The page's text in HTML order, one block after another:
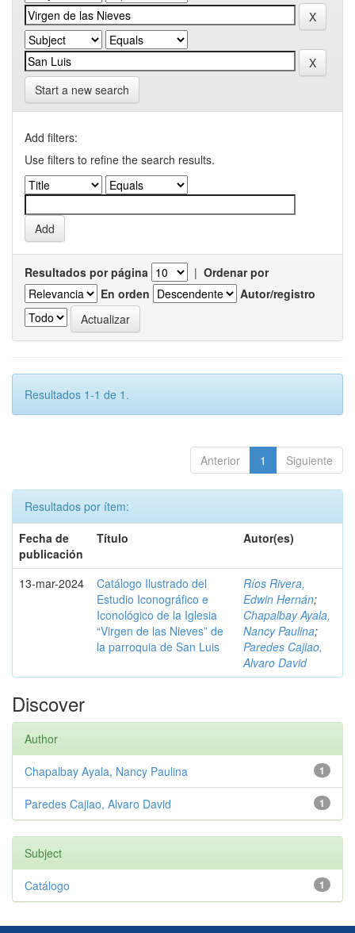
Start a new search
Add filters:
Use filters to refine the search results.
Resultados por página | Ordenar por
En orden
Autor/registro
Resultados 1-1 de 1.
Anterior 1 Siguiente
Resultados por ítem:
Fecha de
publicación
Título Autor(es)
13-mar-2024
Catálogo Ilustrado del
Estudio Iconográfico e
Iconológico de la Iglesia
“Virgen de las Nieves” de
la parroquia de San Luis
Ríos Rivera,
Edwin Hernán;
Chapalbay Ayala,
Nancy Paulina;
Paredes Cajiao,
Alvaro David
Discover
Author
1
Chapalbay Ayala, Nancy Paulina
1
Paredes Cajiao, Alvaro David
Subject
1
Catálogo